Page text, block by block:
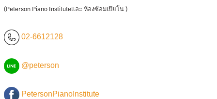
(Peterson Piano Instituteและ ห้องซ้อมเปียโน )
02-6612128
@peterson
PetersonPianoInstitute